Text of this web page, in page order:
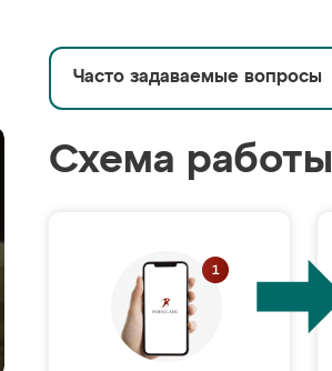
Часто задаваемые вопросы
Схема работы